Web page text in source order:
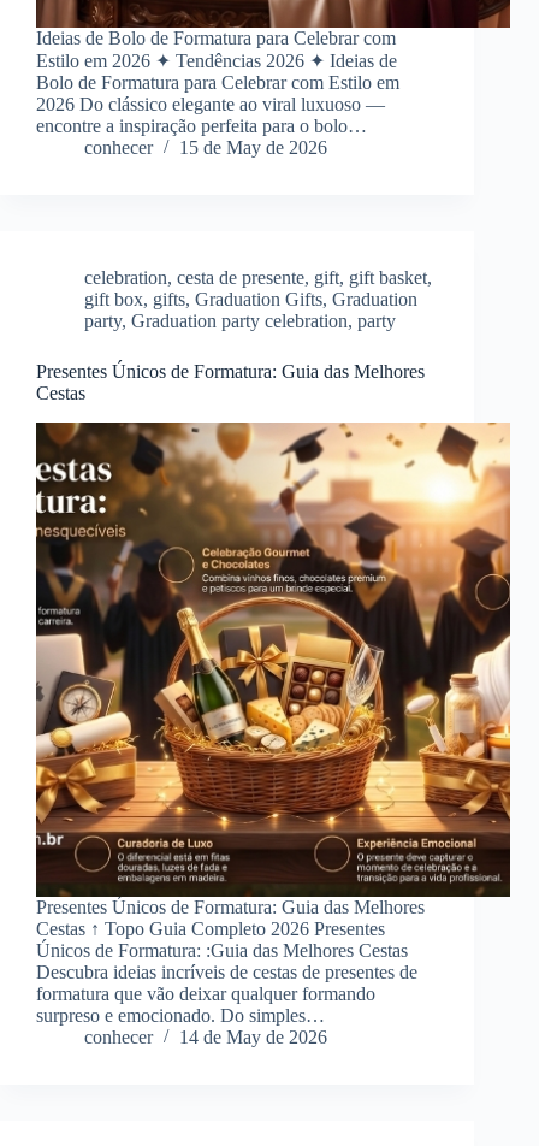
Ideias de Bolo de Formatura para Celebrar com
Estilo em 2026 ✦ Tendências 2026 ✦ Ideias de
Bolo de Formatura para Celebrar com Estilo em
2026 Do clássico elegante ao viral luxuoso —
encontre a inspiração perfeita para o bolo…
conhecer
15 de May de 2026
celebration, cesta de presente, gift, gift basket,
gift box, gifts, Graduation Gifts, Graduation
party, Graduation party celebration, party
Presentes Únicos de Formatura: Guia das Melhores
Cestas
Presentes Únicos de Formatura: Guia das Melhores
Cestas ↑ Topo Guia Completo 2026 Presentes
Únicos de Formatura: :Guia das Melhores Cestas
Descubra ideias incríveis de cestas de presentes de
formatura que vão deixar qualquer formando
surpreso e emocionado. Do simples…
conhecer
14 de May de 2026